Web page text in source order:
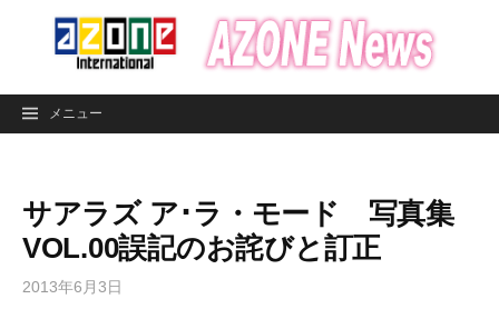
ン
メニュー
サアラズ ア･ラ・モード 写真集
VOL.00誤記のお詫びと訂正
2013年6月3日